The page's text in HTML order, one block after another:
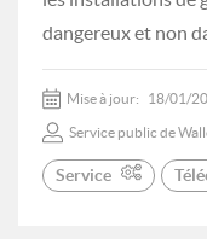
dangereux et non
Mise à jour: 18/01/
Service public de
Service